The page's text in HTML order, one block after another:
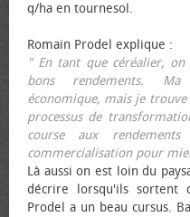
q/ha en tournesol.
Romain Prodel explique :
" En tant que céréalier,
bons rendements.
économique, mais je
processus de
course aux
commercialisation pour
Là aussi on est loin du
décrire lorsqu'ils sortent
Prodel a un beau cursus.